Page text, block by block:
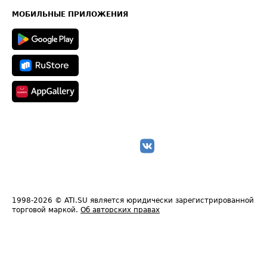
Техническая информация
МОБИЛЬНЫЕ ПРИЛОЖЕНИЯ
1998-2026 © ATI.SU является юридически зарегистрированной
торговой маркой. Об авторских правах